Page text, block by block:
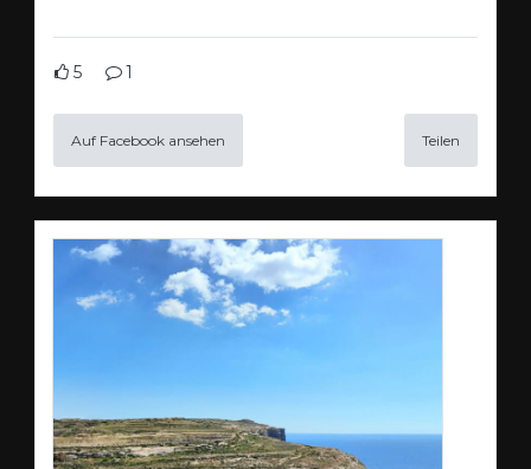
5 1
Auf Facebook ansehen Teilen